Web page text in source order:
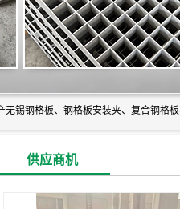
供应商机